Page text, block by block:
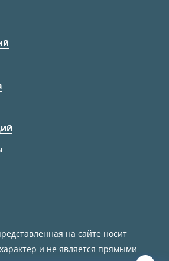
на сайте носит
и не является прямыми